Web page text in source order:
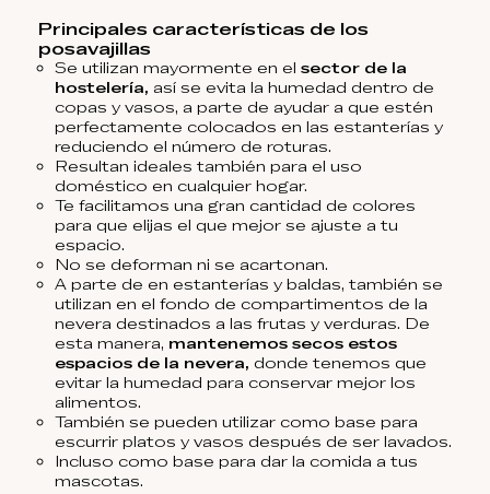
Principales características de los
posavajillas
Se utilizan mayormente en el sector de la
hostelería, así se evita la humedad dentro de
copas y vasos, a parte de ayudar a que estén
perfectamente colocados en las estanterías y
reduciendo el número de roturas.
Resultan ideales también para el uso
doméstico en cualquier hogar.
Te facilitamos una gran cantidad de colores
para que elijas el que mejor se ajuste a tu
espacio.
No se deforman ni se acartonan.
A parte de en estanterías y baldas, también se
utilizan en el fondo de compartimentos de la
nevera destinados a las frutas y verduras. De
esta manera, mantenemos secos estos
espacios de la nevera, donde tenemos que
evitar la humedad para conservar mejor los
alimentos.
También se pueden utilizar como base para
escurrir platos y vasos después de ser lavados.
Incluso como base para dar la comida a tus
mascotas.